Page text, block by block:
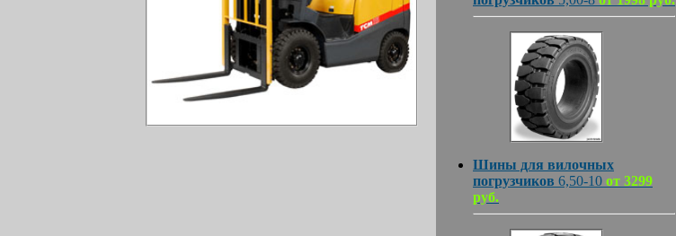
Шины для вилочных
погрузчиков 6,50-10 от 3299
руб.